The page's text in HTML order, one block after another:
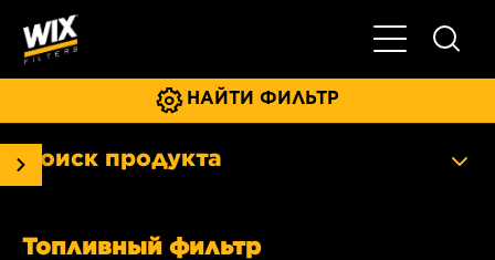
Главное
НАЙТИ ФИЛЬТР
Поиск продукта
Топливный фильтр